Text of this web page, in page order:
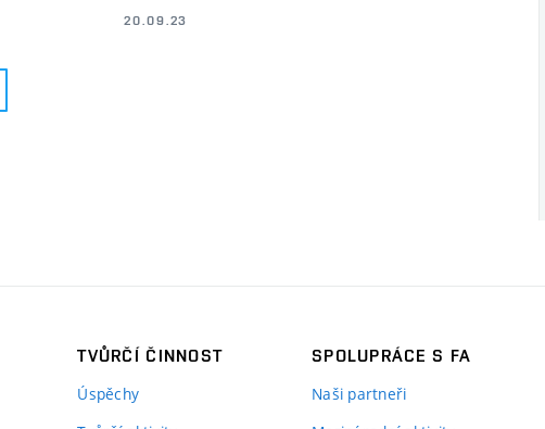
20.09.23
TVŮRČÍ ČINNOST
Úspěchy
SPOLUPRÁCE S FA
Naši partneři